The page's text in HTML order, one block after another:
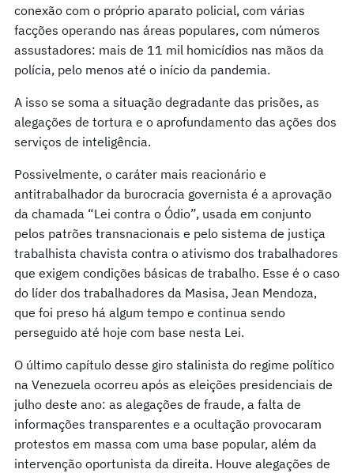
conexão com o próprio aparato policial, com várias
facções operando nas áreas populares, com números
assustadores: mais de 11 mil homicídios nas mãos da
polícia, pelo menos até o início da pandemia.
A isso se soma a situação degradante das prisões, as
alegações de tortura e o aprofundamento das ações dos
serviços de inteligência.
Possivelmente, o caráter mais reacionário e
antitrabalhador da burocracia governista é a aprovação
da chamada “Lei contra o Ódio”, usada em conjunto
pelos patrões transnacionais e pelo sistema de justiça
trabalhista chavista contra o ativismo dos trabalhadores
que exigem condições básicas de trabalho. Esse é o caso
do líder dos trabalhadores da Masisa, Jean Mendoza,
que foi preso há algum tempo e continua sendo
perseguido até hoje com base nesta Lei.
O último capítulo desse giro stalinista do regime político
na Venezuela ocorreu após as eleições presidenciais de
julho deste ano: as alegações de fraude, a falta de
informações transparentes e a ocultação provocaram
protestos em massa com uma base popular, além da
intervenção oportunista da direita. Houve alegações de